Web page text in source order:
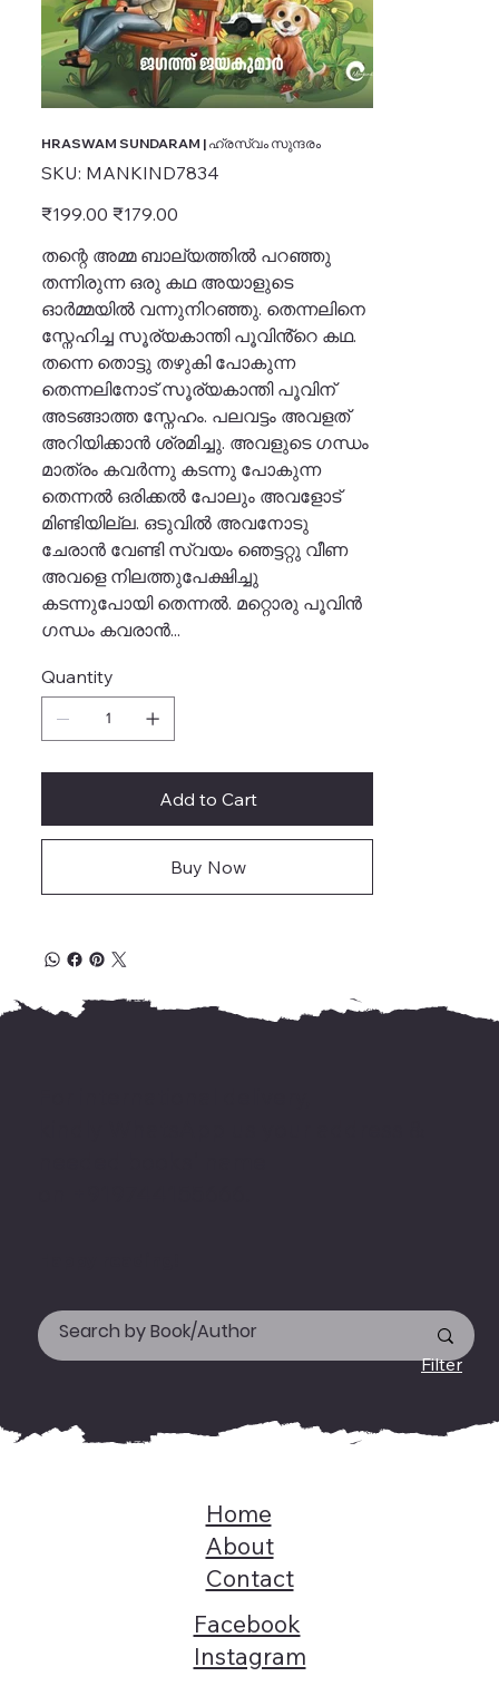
HRASWAM SUNDARAM | ഹ്രസ്വം സുന്ദരം
SKU: SKU
MANKIND7834
MANKIND7834
Original
price
₹199.00 Sale
price
₹179.00
തന്റെ അമ്മ ബാല്യത്തിൽ പറഞ്ഞു
തന്നിരുന്ന ഒരു കഥ അയാളുടെ
ഓർമ്മയിൽ വന്നുനിറഞ്ഞു. തെന്നലിനെ
സ്നേഹിച്ച സൂര്യകാന്തി പൂവിൻ്റെ കഥ.
തന്നെ തൊട്ടു തഴുകി പോകുന്ന
തെന്നലിനോട് സൂര്യകാന്തി പൂവിന്
അടങ്ങാത്ത സ്നേഹം. പലവട്ടം അവളത്
അറിയിക്കാൻ ശ്രമിച്ചു. അവളുടെ ഗന്ധം
മാത്രം കവർന്നു കടന്നു പോകുന്ന
തെന്നൽ ഒരിക്കൽ പോലും അവളോട്
മിണ്ടിയില്ല. ഒടുവിൽ അവനോടു
ചേരാൻ വേണ്ടി സ്വയം ഞെട്ടറ്റു വീണ
അവളെ നിലത്തുപേക്ഷിച്ചു
കടന്നുപോയി തെന്നൽ. മറ്റൊരു പൂവിൻ
ഗന്ധം കവരാൻ...
Quantity
Add to Cart
Buy Now
Filter
Home
About
Contact
Facebook
Instagram